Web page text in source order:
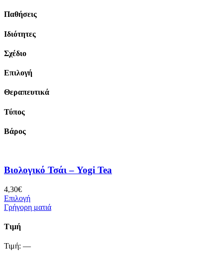
Παθήσεις
Ιδιότητες
Σχέδιο
Επιλογή
Θεραπευτικά
Τύπος
Βάρος
Βιολογικό Τσάι – Yogi Tea
4,30€
Επιλογή
Γρήγορη ματιά
Τιμή
Τιμή: —